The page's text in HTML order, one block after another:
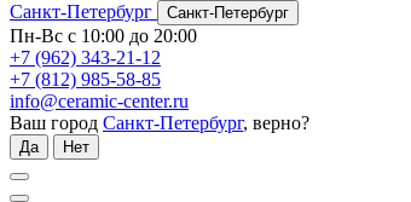
Санкт-Петербург
Санкт-Петербург
Пн-Вс с 10:00 до 20:00
+7 (962) 343-21-12
+7 (812) 985-58-85
info@ceramic-center.ru
Ваш город Санкт-Петербург, верно?
Да Нет